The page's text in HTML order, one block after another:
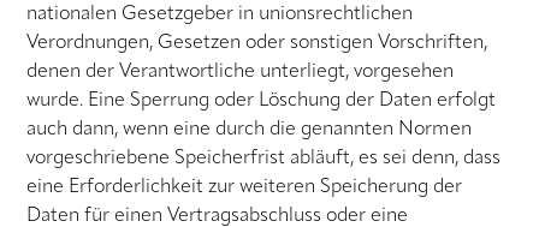
nationalen Gesetzgeber in unionsrechtlichen
Verordnungen, Gesetzen oder sonstigen Vorschriften,
denen der Verantwortliche unterliegt, vorgesehen
wurde. Eine Sperrung oder Löschung der Daten erfolgt
auch dann, wenn eine durch die genannten Normen
vorgeschriebene Speicherfrist abläuft, es sei denn, dass
eine Erforderlichkeit zur weiteren Speicherung der
Daten für einen Vertragsabschluss oder eine